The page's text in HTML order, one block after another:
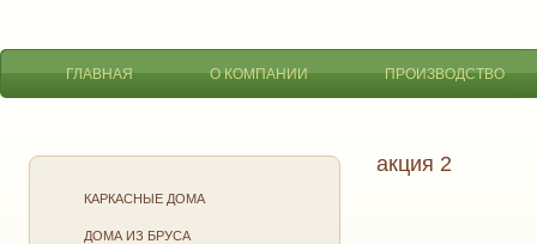
ГЛАВНАЯ О КОМПАНИИ ПРОИЗВОДСТВО
КАРКАСНЫЕ ДОМА
ДОМА ИЗ БРУСА
акция 2